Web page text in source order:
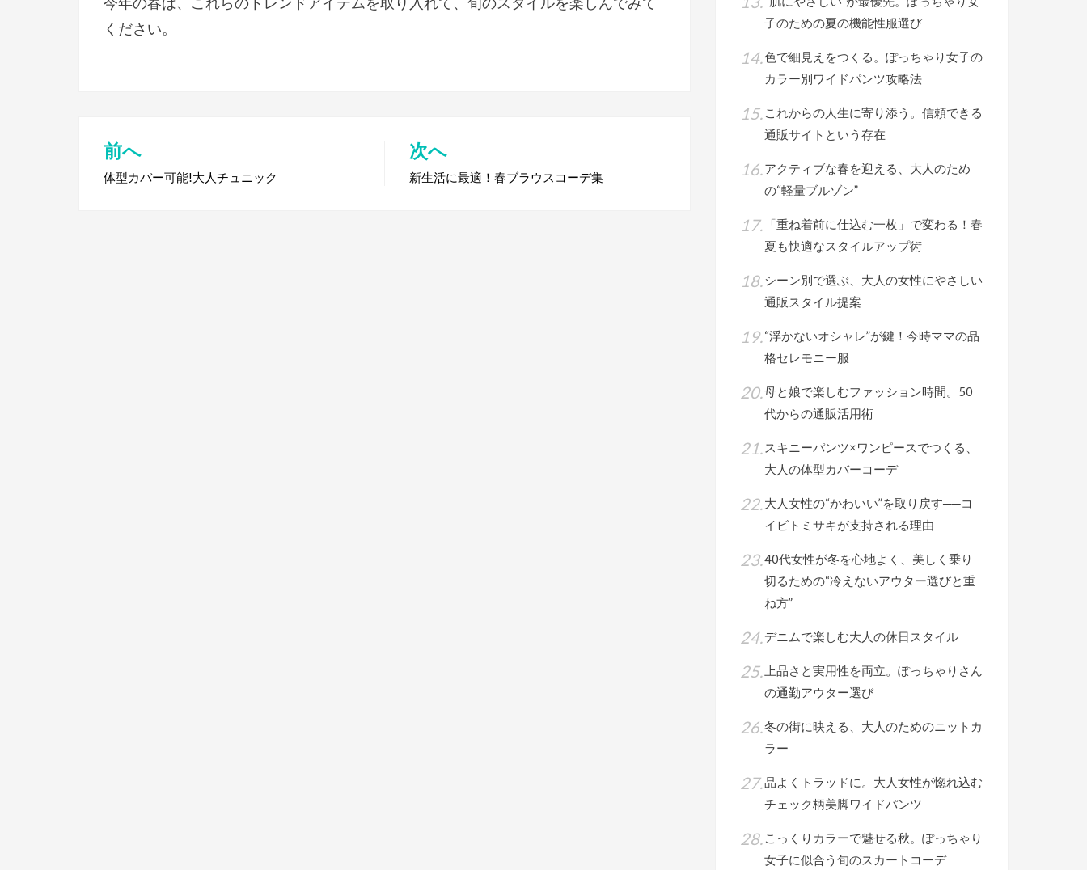
ください。
投
稿
前へ
体型カバー可能!大人チュニック
次へ
新生活に最適！春ブラウスコーデ集
子のための夏の機能性服選び
色で細見えをつくる。ぽっちゃり女子の
カラー別ワイドパンツ攻略法
これからの人生に寄り添う。信頼できる
通販サイトという存在
アクティブな春を迎える、大人のため
の“軽量ブルゾン”
「重ね着前に仕込む一枚」で変わる！春
夏も快適なスタイルアップ術
シーン別で選ぶ、大人の女性にやさしい
通販スタイル提案
“浮かないオシャレ”が鍵！今時ママの品
格セレモニー服
母と娘で楽しむファッション時間。50
代からの通販活用術
スキニーパンツ×ワンピースでつくる、
大人の体型カバーコーデ
大人女性の“かわいい”を取り戻す──コ
イビトミサキが支持される理由
40代女性が冬を心地よく、美しく乗り
切るための“冷えないアウター選びと重
ね方”
デニムで楽しむ大人の休日スタイル
上品さと実用性を両立。ぽっちゃりさん
の通勤アウター選び
冬の街に映える、大人のためのニットカ
ラー
品よくトラッドに。大人女性が惚れ込む
チェック柄美脚ワイドパンツ
こっくりカラーで魅せる秋。ぽっちゃり
女子に似合う旬のスカートコーデ